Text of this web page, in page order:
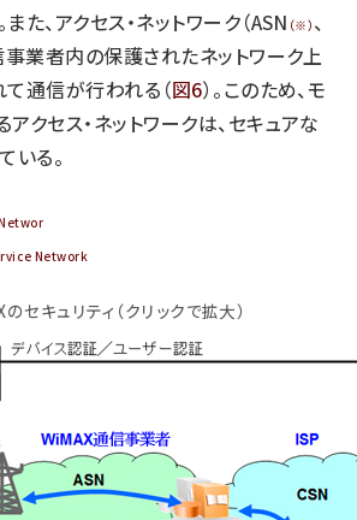
た、アクセス・ネットワーク（ASN （※） 、
事業者内の保護されたネットワーク上
通信が行われる（図6）。このため、モ
クセス・ネットワークは、セキュアな
いる。
Network
キュリティ（クリックで拡大）